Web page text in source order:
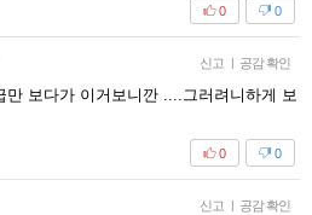
0
0
신고 | 공감 확인
보다가 이거보니깐 ....그러려니하게 보
0
0
신고 | 공감 확인